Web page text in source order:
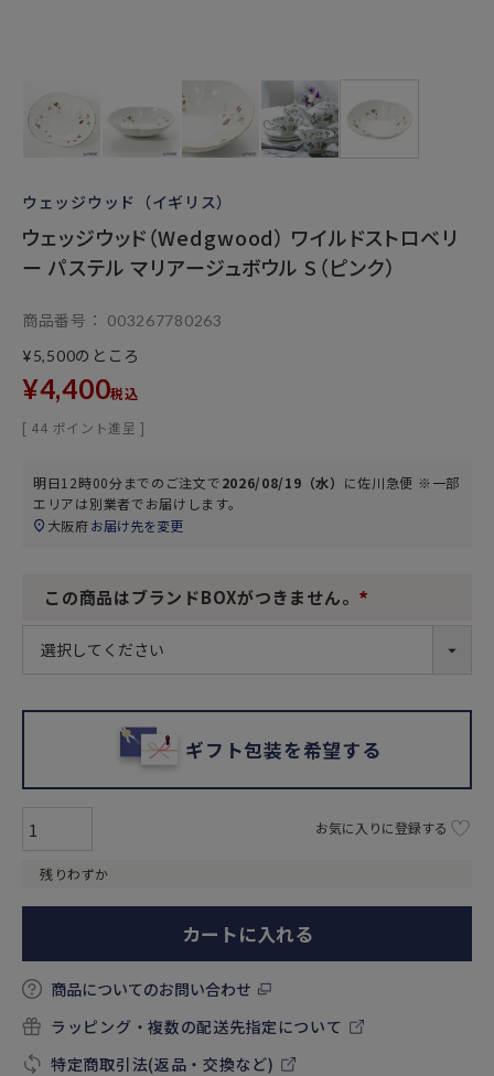
ウェッジウッド（イギリス）
ウェッジウッド（Wedgwood） ワイルドストロベリ
ー パステル マリアージュボウル S（ピンク）
商品番号
003267780263
¥5,500のところ
¥4,400税込
[ 44 ポイント進呈 ]
明日12時00分までのご注文で2026/08/19（水） に佐川急便 ※一部
エリアは別業者でお届けします。
大阪府お届け先を変更
この商品はブランドBOXがつきません。
ギフト包装を希望する
残りわずか
お気に入りに登録する
カートに入れる
商品についてのお問い合わせ
ラッピング・複数の配送先指定について
特定商取引法(返品・交換など)